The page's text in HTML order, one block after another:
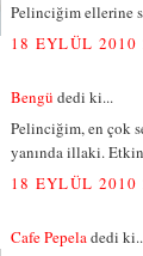
Pelinciğim ellerine
18 EYLÜL 2010
Bengü dedi ki...
Pelinciğim, en çok
yanında illaki.
18 EYLÜL 2010
Cafe Pepela dedi